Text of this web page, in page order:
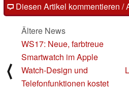
Diesen Artikel kommentieren /
⟨
Ältere News
WS17: Neue, farbtreue
Smartwatch im Apple
Watch-Design und
Telefonfunktionen kostet